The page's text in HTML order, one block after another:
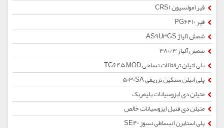
قیر امولسیون CRS1
قیر PG6410
شمش آلیاژ AS9U3GS
شمش آلیاژ 380/3
پلی اتیلن ترفتالات نساجی TG645 MOD
پلی اتیلن سنگین تزریقی 5030SA
متیلن دی ایزوسیانات پلیمریک
متیلن دی فنیل ایزوسیانات خالص
پلی استایرن انبساطی نسوز SE40